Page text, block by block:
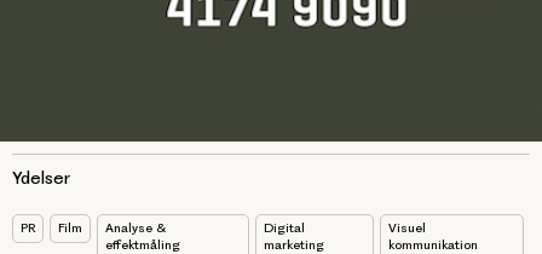
Ydelser
PR Film
Analyse &
effektmåling
Digital
marketing
Visuel
kommunikation